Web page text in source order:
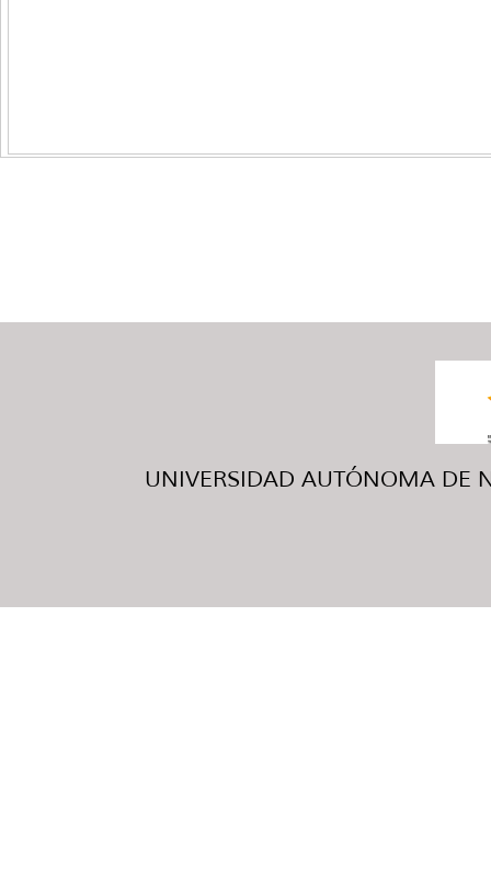
UNIVERSIDAD AUTÓNOMA DE